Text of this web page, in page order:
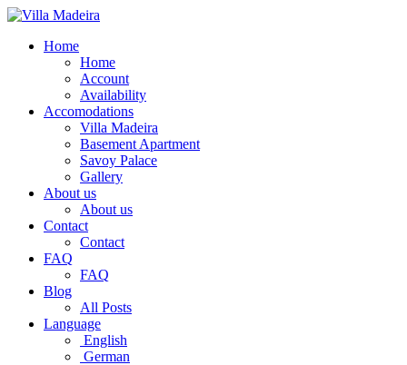
Home
Home
Account
Availability
Accomodations
Villa Madeira
Basement Apartment
Savoy Palace
Gallery
About us
About us
Contact
Contact
FAQ
FAQ
Blog
All Posts
Language
English
German